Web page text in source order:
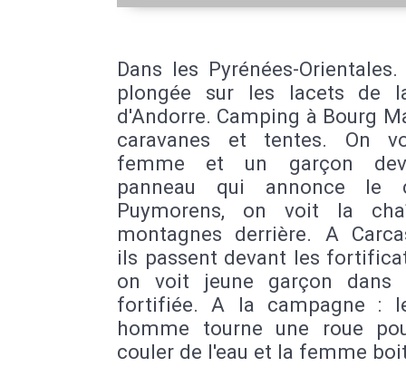
Dans les Pyrénées-
plongée sur les lacets de
d'Andorre. Camping à Bourg
caravanes et tentes. On
femme et un garçon
panneau qui annonce le
Puymorens, on voit la
montagnes derrière. A
ils passent devant les
on voit jeune garçon dans
fortifiée. A la campagne :
homme tourne une roue
couler de l'eau et la femme